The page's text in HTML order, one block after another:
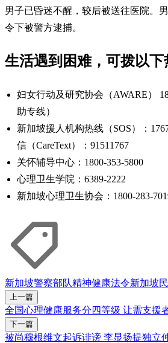
男子已昏迷不醒，较后被送往医院。
令下被警方逮捕。
生活遇到困难，可拨以下
妇女行动及研究协会（AWARE）
助专线）
新加坡援人机构热线（SOS）：
信（CareText）：91511767
关怀辅导中心：1800-353-5800
心理卫生学院：6389-2222
新加坡心理卫生协会：1800-283-
新加坡警察部队精神健康法令新加坡
上一篇
全国心理健康服务分四等级 让需支援
下一篇
被尚穆根维文起诉诽谤 李显扬提独立